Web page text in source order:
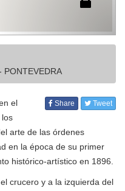
PONTEVEDRA
Share Tweet
el
los
arte de las órdenes
en la época de su primer
histórico-artístico en 1896.
crucero y a la izquierda del